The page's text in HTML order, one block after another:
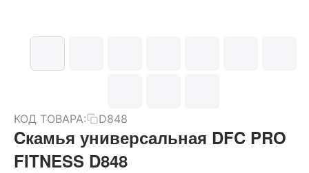
КОД ТОВАРА: D848
Cкамья универсальная DFC PRO
FITNESS D848